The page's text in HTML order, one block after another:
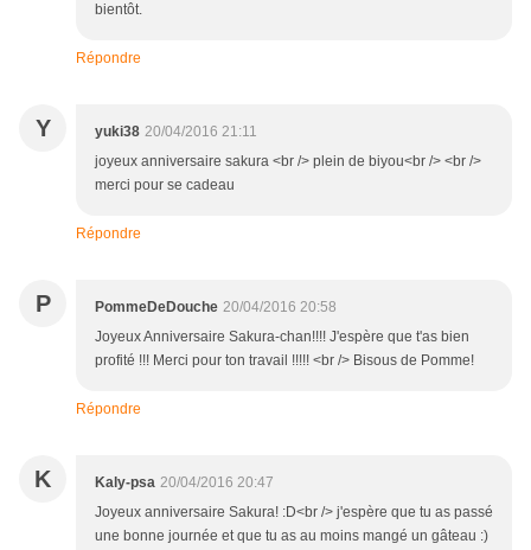
bientôt.
Répondre
Y yuki38 20/04/2016 21:11
joyeux anniversaire sakura <br /> plein de biyou<br /> <br />
merci pour se cadeau
Répondre
P PommeDeDouche 20/04/2016 20:58
Joyeux Anniversaire Sakura-chan!!!! J'espère que t'as bien
profité !!! Merci pour ton travail !!!!! <br /> Bisous de Pomme!
Répondre
K Kaly-psa 20/04/2016 20:47
Joyeux anniversaire Sakura! :D<br /> j'espère que tu as passé
une bonne journée et que tu as au moins mangé un gâteau :)